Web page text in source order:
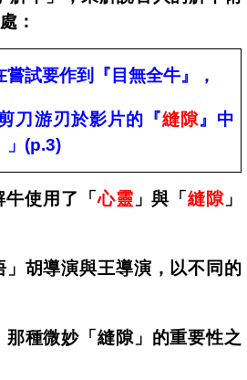
：
嘗試要作到『目無全牛』，
刀游刃於影片的『縫隙』中
」(p.3)
牛使用了「心靈 」與「縫隙 」
胡導演與王導演，以不同的
那種微妙「縫隙」的重要性之